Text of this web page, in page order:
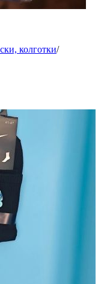
колготки/